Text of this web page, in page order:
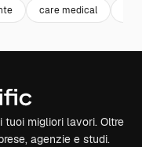
care medical
tuoi migliori lavori. Oltre
agenzie e studi.